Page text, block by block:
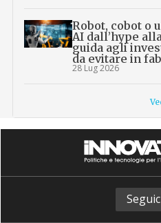
Robot, cobot o
AI dall’hype
guida agli
da evitare in
28 Lug 2026